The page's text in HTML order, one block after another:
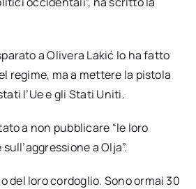
a Olivera Lakić lo ha fatto
regime, ma a mettere la pistola
l’Ue e gli Stati Uniti.
a non pubblicare “le loro
a Olja”.
del loro cordoglio. Sono ormai 30